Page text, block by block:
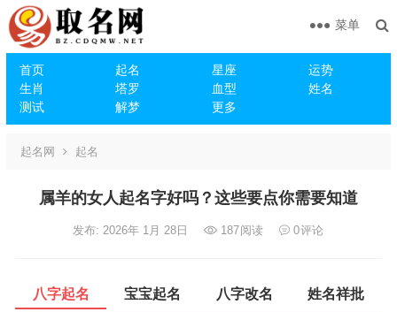
首页 起名 星座
运势
生肖
塔罗 血型
姓名
测试
解梦 更多
菜单
起名网 起名
属羊的女人起名字好吗？这些要点你需要知道
发布: 2026年 1月 28日 187阅读 0评论
八字起名 宝宝起名 八字改名 姓名祥批